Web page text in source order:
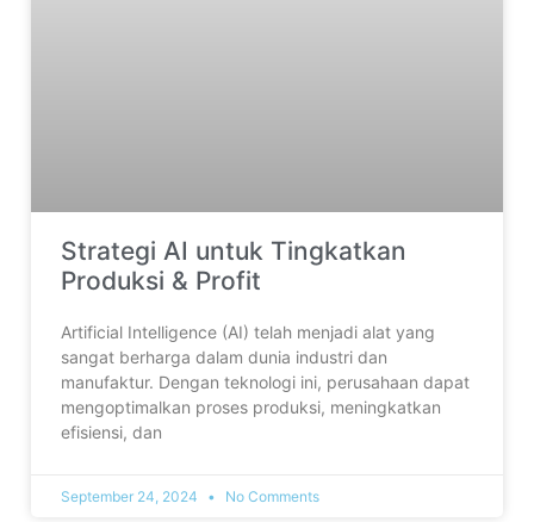
Strategi AI untuk Tingkatkan
Produksi & Profit
Artificial Intelligence (AI) telah menjadi alat yang
sangat berharga dalam dunia industri dan
manufaktur. Dengan teknologi ini, perusahaan dapat
mengoptimalkan proses produksi, meningkatkan
efisiensi, dan
September 24, 2024 No Comments